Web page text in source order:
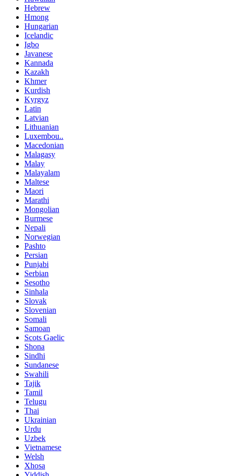
Hebrew
Hmong
Hungarian
Icelandic
Igbo
Javanese
Kannada
Kazakh
Khmer
Kurdish
Kyrgyz
Latin
Latvian
Lithuanian
Luxembou..
Macedonian
Malagasy
Malay
Malayalam
Maltese
Maori
Marathi
Mongolian
Burmese
Nepali
Norwegian
Pashto
Persian
Punjabi
Serbian
Sesotho
Sinhala
Slovak
Slovenian
Somali
Samoan
Scots Gaelic
Shona
Sindhi
Sundanese
Swahili
Tajik
Tamil
Telugu
Thai
Ukrainian
Urdu
Uzbek
Vietnamese
Welsh
Xhosa